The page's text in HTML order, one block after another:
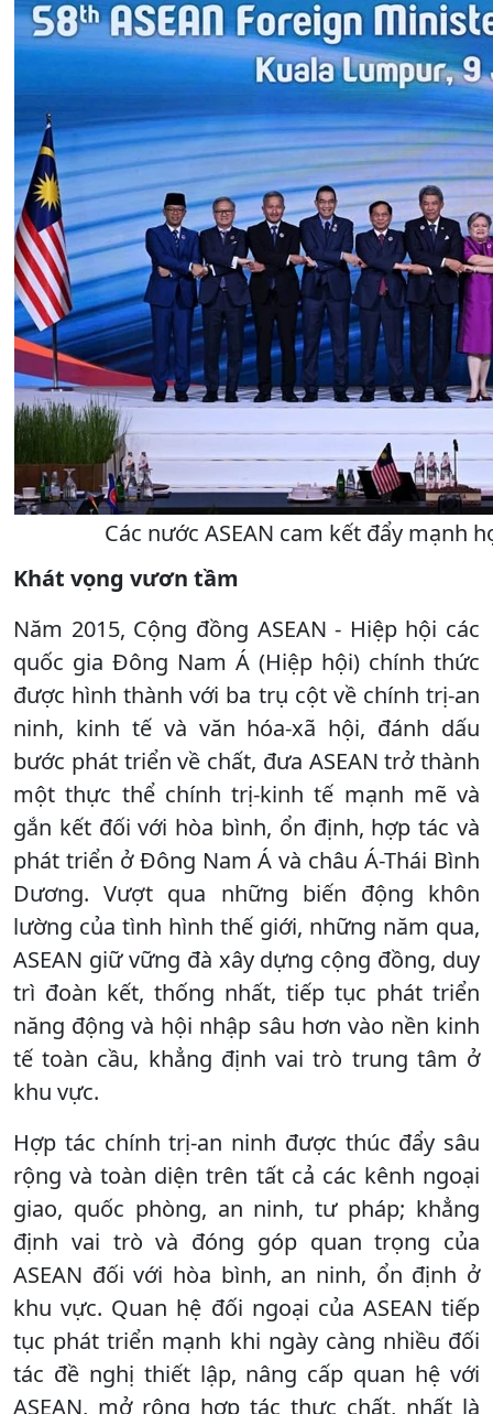
Các nước ASEAN cam kết đẩy mạnh
Khát vọng vươn tầm
Năm 2015, Cộng đồng ASEAN - Hiệp hội các
quốc gia Đông Nam Á (Hiệp hội) chính thức
được hình thành với ba trụ cột về chính trị-an
ninh, kinh tế và văn hóa-xã hội, đánh dấu
bước phát triển về chất, đưa ASEAN trở thành
một thực thể chính trị-kinh tế mạnh mẽ và
gắn kết đối với hòa bình, ổn định, hợp tác và
phát triển ở Đông Nam Á và châu Á-Thái Bình
Dương. Vượt qua những biến động khôn
lường của tình hình thế giới, những năm qua,
ASEAN giữ vững đà xây dựng cộng đồng, duy
trì đoàn kết, thống nhất, tiếp tục phát triển
năng động và hội nhập sâu hơn vào nền kinh
tế toàn cầu, khẳng định vai trò trung tâm ở
khu vực.
Hợp tác chính trị-an ninh được thúc đẩy sâu
rộng và toàn diện trên tất cả các kênh ngoại
giao, quốc phòng, an ninh, tư pháp; khẳng
định vai trò và đóng góp quan trọng của
ASEAN đối với hòa bình, an ninh, ổn định ở
khu vực. Quan hệ đối ngoại của ASEAN tiếp
tục phát triển mạnh khi ngày càng nhiều đối
tác đề nghị thiết lập, nâng cấp quan hệ với
ASEAN, mở rộng hợp tác thực chất, nhất là